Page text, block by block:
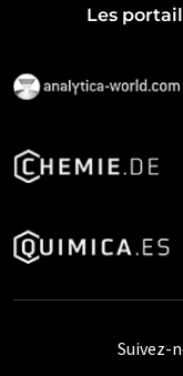
Les
Suivez-